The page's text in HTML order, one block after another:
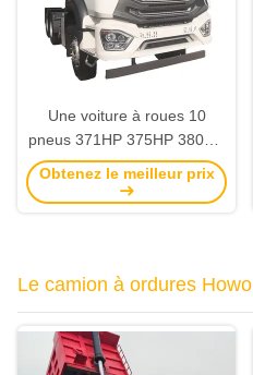
Une voiture à roues 10
pneus 371HP 375HP 380HP
400HP 420HP
Obtenez le meilleur prix
Le camion à ordures Howo